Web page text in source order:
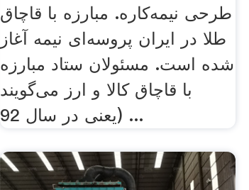
طرحی نیمه‌کاره. مبارزه با قاچاق
طلا در ایران پروسه‌ای نیمه آغاز
شده است. مسئولان ستاد مبارزه
با قاچاق کالا و ارز می‌گویند
(یعنی در سال 92 ...